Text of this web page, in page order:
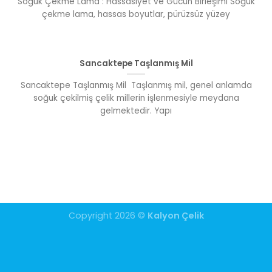
çekme lama, hassas boyutlar, pürüzsüz yüzey
Sancaktepe Taşlanmış Mil
Sancaktepe Taşlanmış Mil Taşlanmış mil, genel anlamda
soğuk çekilmiş çelik millerin işlenmesiyle meydana
gelmektedir. Yapı
Copyright 2026 © Kalyon Çelik